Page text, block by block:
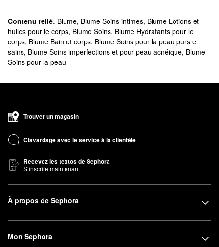
Contenu relié: Blume, Blume Soins intimes, Blume Lotions et
huiles pour le corps, Blume Soins, Blume Hydratants pour le
corps, Blume Bain et corps, Blume Soins pour la peau purs et
sains, Blume Soins imperfections et pour peau acnéique, Blume
Soins pour la peau
Trouver un magasin
Clavardage avec le service à la clientèle
Recevez les textos de Sephora
S’inscrire maintenant
À propos de Sephora
Mon Sephora